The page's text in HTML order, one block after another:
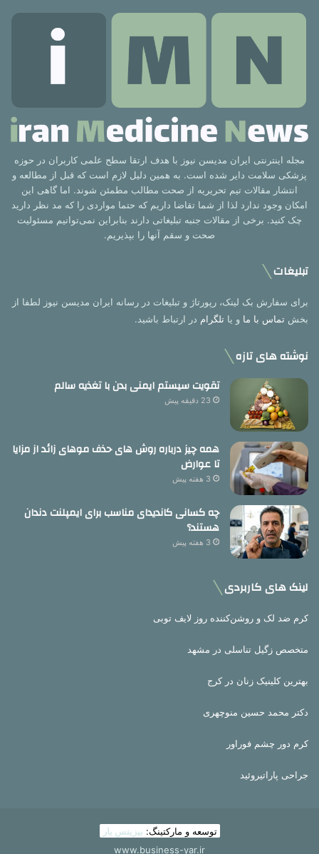
مجله اینترنتی ایران مدیسن نیوز با هدف ارتقا سطح علمی کاربران در حوزه
پزشکی سلامت دایر شده است. به همین دلیل لازم است که قبل از مطالعه و
انتشار مقالات تیم تحریریه از صحت مطالب مطمئن شوند. اما گاهی این
امکان وجود ندارد لذا از شما تقاضا داریم که حتما مواردی را که مد نظر دارید
چک کنید. برخی از مقالات جنبه تبلیغاتی دارند بنابراین نمی‌توانیم مسئولیت
صحت و سقم آنها را بپذیریم.
تبلیغات
برای سفارش بک لینک، رپورتاژ و تبلیغات در رسانه ایران مدیسن نیوز لطفا از
بخش تماس با ما و یا تلگرام در ارتباط باشید.
نوشته های تازه
تقویت سیستم ایمنی بدن با تغذیه سالم
23 دقیقه پیش
همه چیز درباره روش های حذف موهای زائد از مزایا
تا عوارض
3 هفته پیش
چه کسانی کاندیدای مناسب برای ایمپلنت دندان
هستند؟
3 هفته پیش
لینک های کاربردی
کرم ضد لک و روشن‌کننده روز لایف توبی
متخصص زگیل تناسلی در مشهد
بهترین کلینیک زنان در کرج
دکتر محمد حسین منوچهری
کرم دور چشم فوراور
جراحی پاراتیروئید
توسعه و مارکتینگ: بیزینس یار
www.business-yar.ir